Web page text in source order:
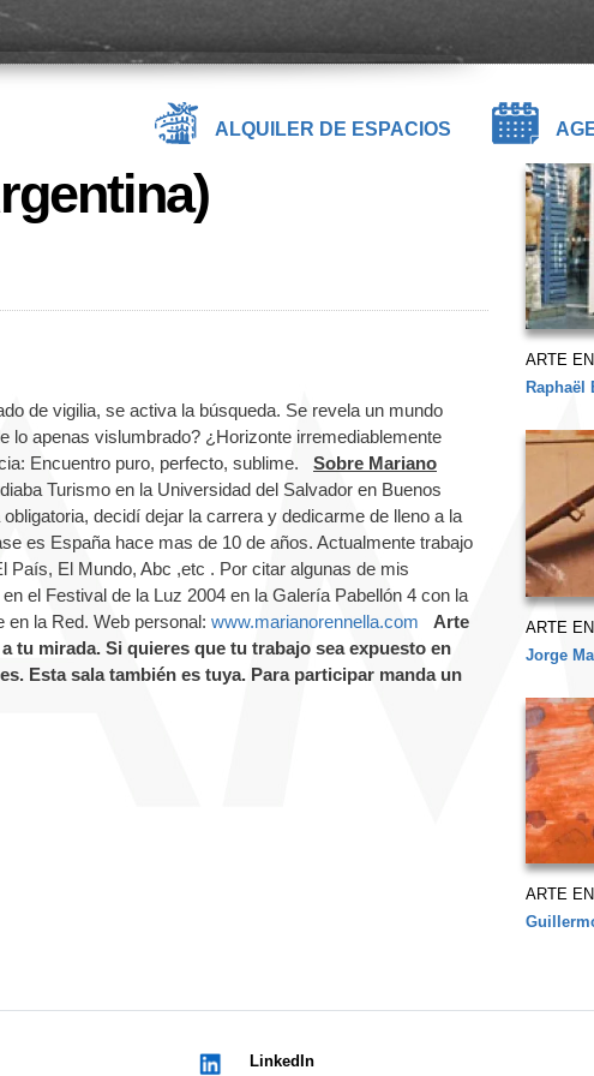
ALQUILER DE ESPACIOS
de vigilia, se activa la búsqueda. Se revela un mundo
lo apenas vislumbrado? ¿Horizonte irremediablemente
Encuentro puro, perfecto, sublime. Sobre Mariano
Turismo en la Universidad del Salvador en Buenos
decidí dejar la carrera y dedicarme de lleno a la
es España hace mas de 10 de años. Actualmente trabajo
El Mundo, Abc ,etc . Por citar algunas de mis
el Festival de la Luz 2004 en la Galería Pabellón 4 con la
en la Red. Web personal: www.marianorennella.com
Arte
tu mirada. Si quieres que tu trabajo sea expuesto en
Esta sala también es tuya. Para participar manda un
ARTE
Raphaël
ARTE
Jorge
ARTE
LinkedIn